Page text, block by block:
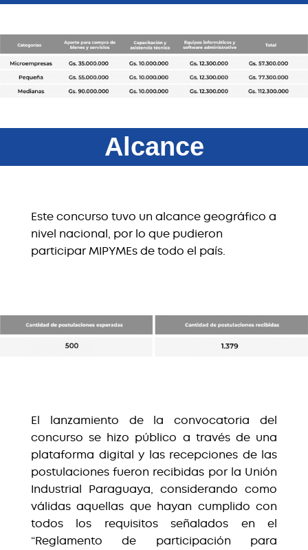
Alcance
Este concurso tuvo un alcance geográfico a
nivel nacional, por lo que pudieron
participar MIPYMEs de todo el país.
El lanzamiento de la convocatoria del
concurso se hizo público a través de una
plataforma digital y las recepciones de las
postulaciones fueron recibidas por la Unión
Industrial Paraguaya, considerando como
válidas aquellas que hayan cumplido con
todos los requisitos señalados en el
“Reglamento de participación para